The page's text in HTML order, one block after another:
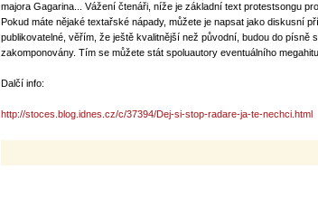
majora Gagarina... Vážení čtenáři, níže je základní text protestsongu
Pokud máte nějaké textařské nápady, můžete je napsat jako diskusní
publikovatelné, věřím, že ještě kvalitnější než původní, budou do písně
zakomponovány. Tím se můžete stát spoluautory eventuálního
Dalčí info:
http://stoces.blog.idnes.cz/c/37394/Dej-si-stop-radare-ja-te-nechci.html